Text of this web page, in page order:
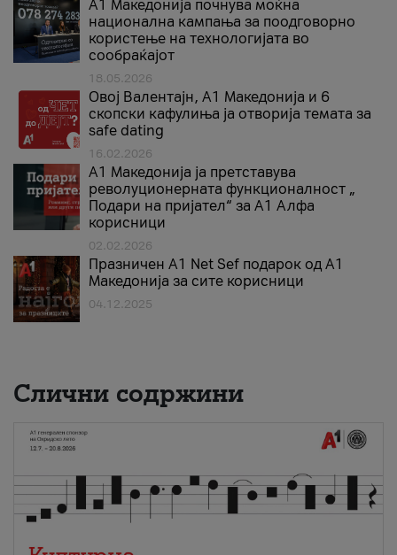
A1 Македонија почнува моќна
национална кампања за поодговорно
користење на технологијата во
сообраќајот
18.05.2026
Овој Валентајн, A1 Македонија и 6
скопски кафулиња ја отворија темата за
safe dating
16.02.2026
А1 Македонија ја претставува
револуционерната функционалност „
Подари на пријател“ за А1 Алфа
корисници
02.02.2026
Празничен A1 Net Sеf подарок од А1
Македонија за сите корисници
04.12.2025
Слични содржини